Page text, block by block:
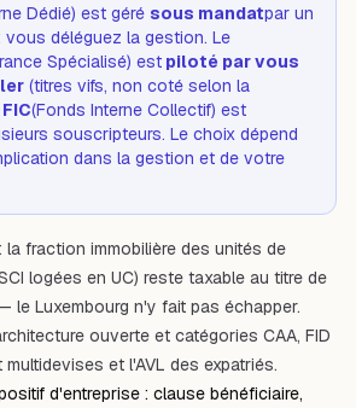
Dédié) est géré sous mandatpar un
vous déléguez la gestion. Le
Spécialisé) est piloté par vous
(titres vifs, non coté selon la
FIC(Fonds Interne Collectif) est
souscripteurs. Le choix dépend
dans la gestion et de votre
: la fraction immobilière des unités de
logées en UC) reste taxable au titre de
le Luxembourg n'y fait pas échapper.
ouverte et catégories CAA, FID
multidevises et l'AVL des expatriés.
d'entreprise : clause bénéficiaire,